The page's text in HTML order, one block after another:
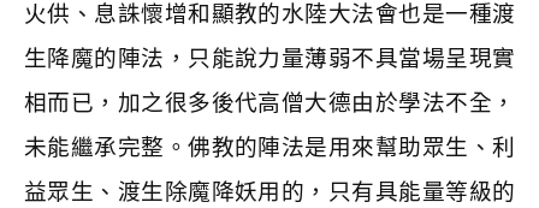
火供、息誅懷增和顯教的水陸大法會也是一種渡
生降魔的陣法，只能說力量薄弱不具當場呈現實
相而已，加之很多後代高僧大德由於學法不全，
未能繼承完整。佛教的陣法是用來幫助眾生、利
益眾生、渡生除魔降妖用的，只有具能量等級的